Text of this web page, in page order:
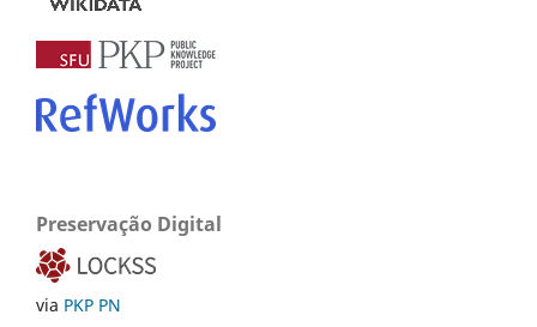
Preservação Digital
via PKP PN